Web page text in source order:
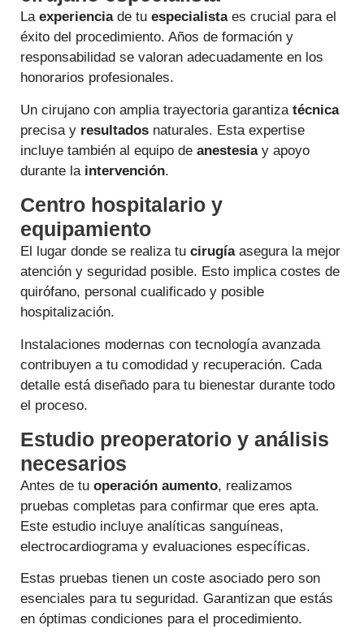
La experienciade tu especialistaes crucial para el
éxito del procedimiento. Años de formación y
responsabilidad se valoran adecuadamente en los
honorarios profesionales.
Un cirujano con amplia trayectoria garantiza técnica
precisa y resultados naturales. Esta expertise
incluye también al equipo de anestesiay apoyo
durante la intervención.
Centro hospitalario y
equipamiento
El lugar donde se realiza tu cirugíaasegura la mejor
atención y seguridad posible. Esto implica costes de
quirófano, personal cualificado y posible
hospitalización.
Instalaciones modernas con tecnología avanzada
contribuyen a tu comodidad y recuperación. Cada
detalle está diseñado para tu bienestar durante todo
el proceso.
Estudio preoperatorio y análisis
necesarios
Antes de tu operación aumento, realizamos
pruebas completas para confirmar que eres apta.
Este estudio incluye analíticas sanguíneas,
electrocardiograma y evaluaciones específicas.
Estas pruebas tienen un coste asociado pero son
esenciales para tu seguridad. Garantizan que estás
en óptimas condiciones para el procedimiento.